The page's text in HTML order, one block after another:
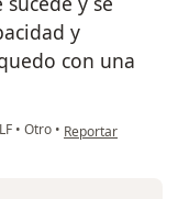
y
con una
• Otro • en opinión del
Reportar